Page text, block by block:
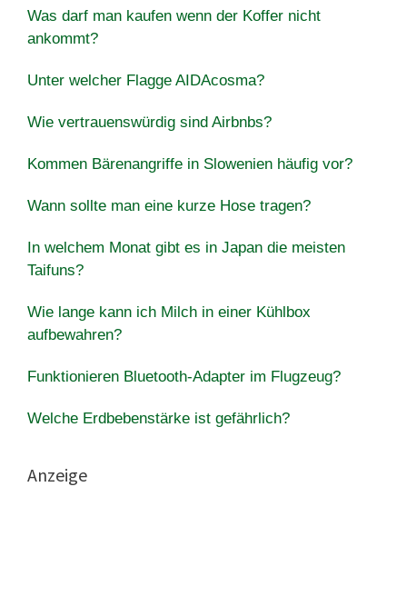
Was darf man kaufen wenn der Koffer nicht
ankommt?
Unter welcher Flagge AIDAcosma?
Wie vertrauenswürdig sind Airbnbs?
Kommen Bärenangriffe in Slowenien häufig vor?
Wann sollte man eine kurze Hose tragen?
In welchem ​​Monat gibt es in Japan die meisten
Taifuns?
Wie lange kann ich Milch in einer Kühlbox
aufbewahren?
Funktionieren Bluetooth-Adapter im Flugzeug?
Welche Erdbebenstärke ist gefährlich?
Anzeige